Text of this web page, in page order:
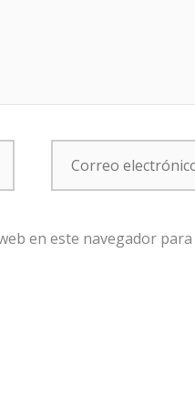
Correo
electrónico*
en este navegador